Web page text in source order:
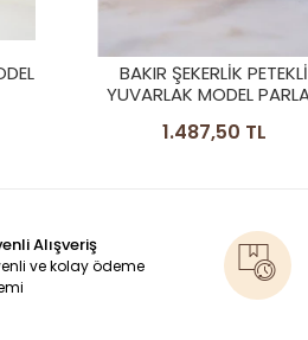
BAKIR ŞEKERLİK PETEKLİ
YUVARLAK MODEL
1.487,50 TL
Alışveriş
ve kolay ödeme